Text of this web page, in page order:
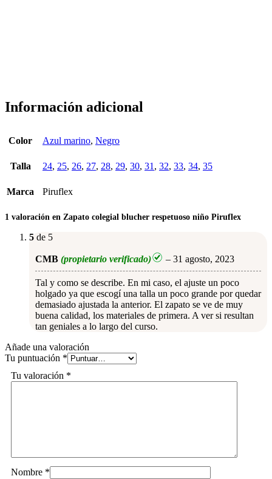
Información adicional
Color Azul marino, Negro
Talla 24, 25, 26, 27, 28, 29, 30, 31 , 32, 33, 34, 35
Marca Piruflex
1 valoración en Zapato colegial blucher respetuoso niño Piruflex
5 de 5
CMB (propietario verificado) – 31 agosto, 2023
Tal y como se describe. En mi caso, el ajuste un poco
holgado ya que escogí una talla un poco grande por quedar
demasiado ajustada la anterior. El zapato se ve de muy
buena calidad, los materiales de primera. A ver si resultan
tan geniales a lo largo del curso.
Añade una valoración
Tu puntuación *
Tu valoración *
Nombre *